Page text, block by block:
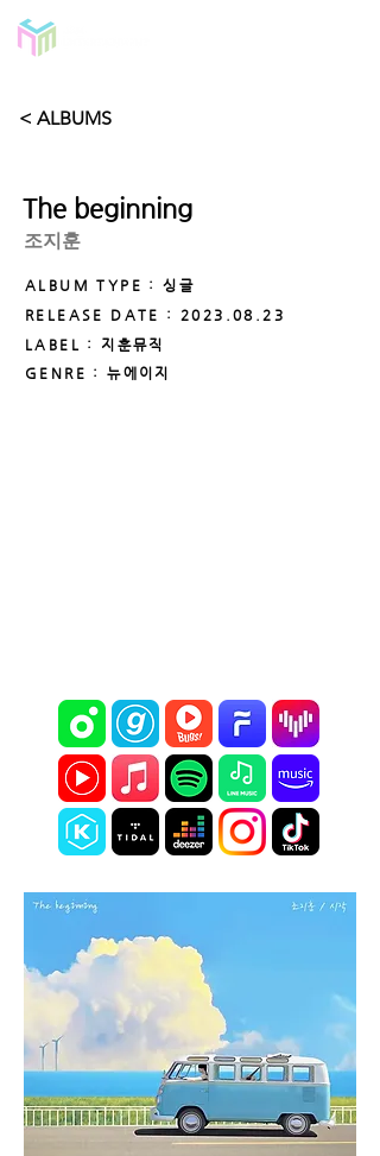
< ALBUMS
The beginning
조지훈
ALBUM TYPE : 싱글
RELEASE DATE : 2023.08.23
LABEL : 지훈뮤직
GENRE : 뉴에이지